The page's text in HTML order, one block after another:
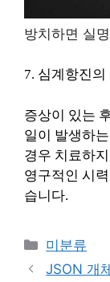
방치하면 실명
7. 심계항진
증상이 있는
일이 발생하
경우 치료하
영구적인 시
습니다.
Categories
미분류
JSON 개